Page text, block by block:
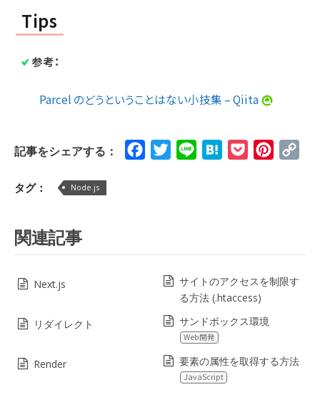
Tips
参考：
Parcel のどうということはない小技集 – Qiita
記事をシェアする： FacebookTwitterLine HatenaPocket
タグ： Node.js
関連記事
Next.js
サイトのアクセスを制限す
る方法 (.htaccess)
リダイレクト
サンドボックス環境
Web開発
Render 要素の属性を取得する方法
JavaScript